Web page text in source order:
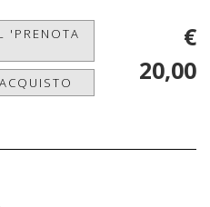
'PRENOTA
€
20,00